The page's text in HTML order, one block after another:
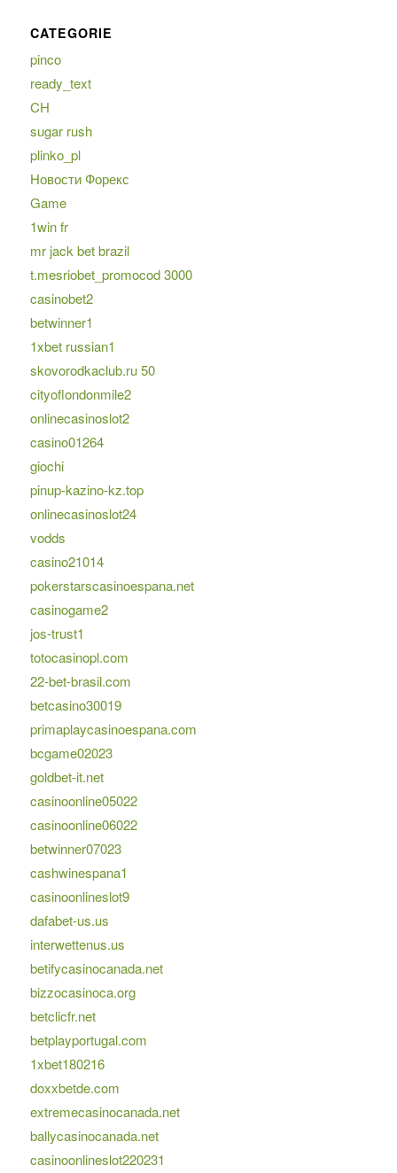
CATEGORIE
pinco
ready_text
CH
sugar rush
plinko_pl
Новости Форекс
Game
1win fr
mr jack bet brazil
t.mesriobet_promocod 3000
casinobet2
betwinner1
1xbet russian1
skovorodkaclub.ru 50
cityoflondonmile2
onlinecasinoslot2
casino01264
giochi
pinup-kazino-kz.top
onlinecasinoslot24
vodds
casino21014
pokerstarscasinoespana.net
casinogame2
jos-trust1
totocasinopl.com
22-bet-brasil.com
betcasino30019
primaplaycasinoespana.com
bcgame02023
goldbet-it.net
casinoonline05022
casinoonline06022
betwinner07023
cashwinespana1
casinoonlineslot9
dafabet-us.us
interwettenus.us
betifycasinocanada.net
bizzocasinoca.org
betclicfr.net
betplayportugal.com
1xbet180216
doxxbetde.com
extremecasinocanada.net
ballycasinocanada.net
casinoonlineslot220231